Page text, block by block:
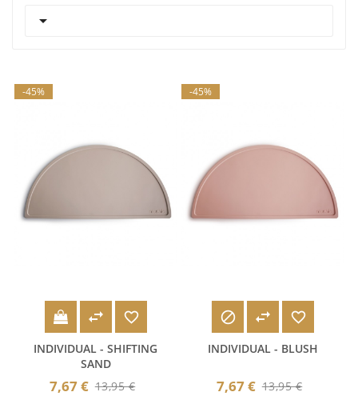

-45%
 
INDIVIDUAL - SHIFTING
SAND
7,67 € 13,95 €
-45%
  
INDIVIDUAL - BLUSH
7,67 € 13,95 €